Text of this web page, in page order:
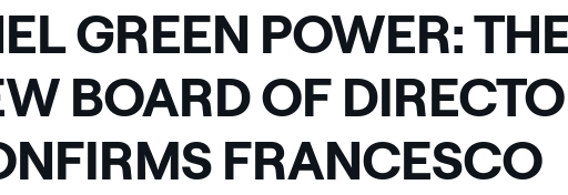
GREEN POWER:
BOARD OF
FRANCESCO